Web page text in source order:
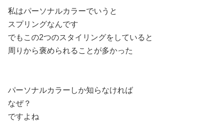
私はパーソナルカラーでいうと
スプリングなんです
でもこの2つのスタイリングをしていると
周りから褒められることが多かった
パーソナルカラーしか知らなければ
なぜ？
ですよね